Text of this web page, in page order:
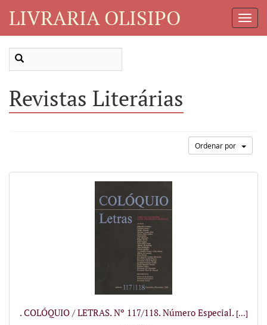
LIVRARIA OLISIPO
Revistas Literárias
Ordenar por
. COLÓQUIO / LETRAS. Nº 117/118. Número Especial. [...]